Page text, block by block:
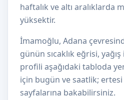
haftalık ve altı aralıklarda
yüksektir.
İmamoğlu, Adana
günün sıcaklık eğrisi,
profili aşağıdaki tabloda yer
için bugün ve saatlik; ertesi
sayfalarına bakabilirsiniz.